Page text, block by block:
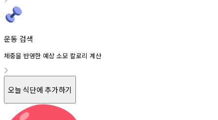
운동 검색
체중을 반영한 예상 소모 칼로리 계산
오늘 식단에 추가하기